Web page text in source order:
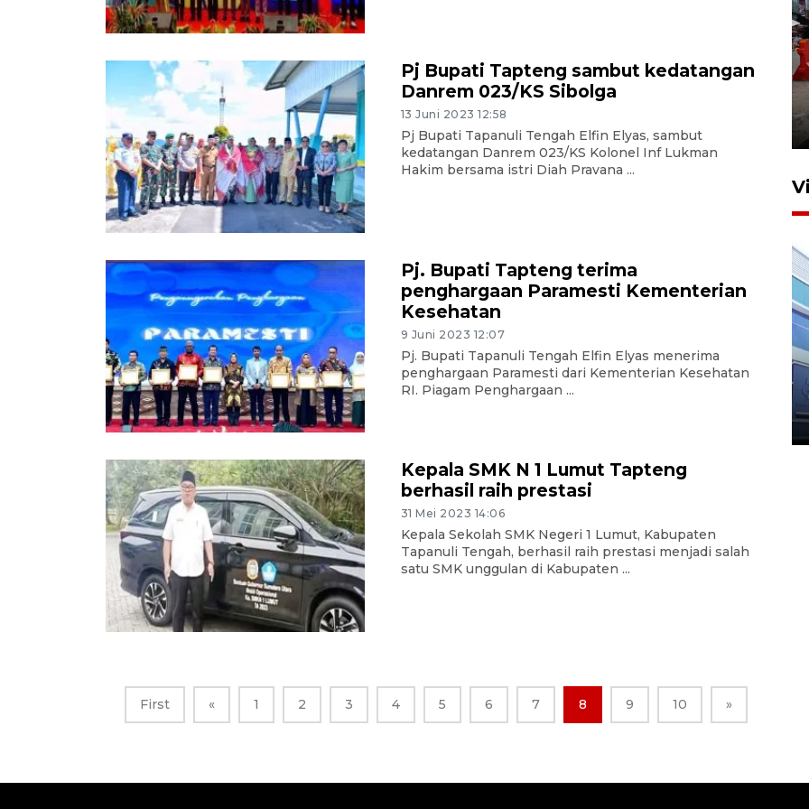
Pj Bupati Tapteng sambut kedatangan
Danrem 023/KS Sibolga
13 Juni 2023 12:58
Pj Bupati Tapanuli Tengah Elfin Elyas, sambut
kedatangan Danrem 023/KS Kolonel Inf Lukman
Hakim bersama istri Diah Pravana ...
Pj. Bupati Tapteng terima
penghargaan Paramesti Kementerian
Kesehatan
9 Juni 2023 12:07
Pj. Bupati Tapanuli Tengah Elfin Elyas menerima
penghargaan Paramesti dari Kementerian Kesehatan
RI. Piagam Penghargaan ...
Kepala SMK N 1 Lumut Tapteng
berhasil raih prestasi
31 Mei 2023 14:06
Kepala Sekolah SMK Negeri 1 Lumut, Kabupaten
Tapanuli Tengah, berhasil raih prestasi menjadi salah
satu SMK unggulan di Kabupaten ...
First « 1 2 3 4 5 6 7 8 9 10 »
Pelaporan SPT Tahunan di
Sumut
IDAI perkuat kompetensi
dokter tangani penyakit
jantung anak